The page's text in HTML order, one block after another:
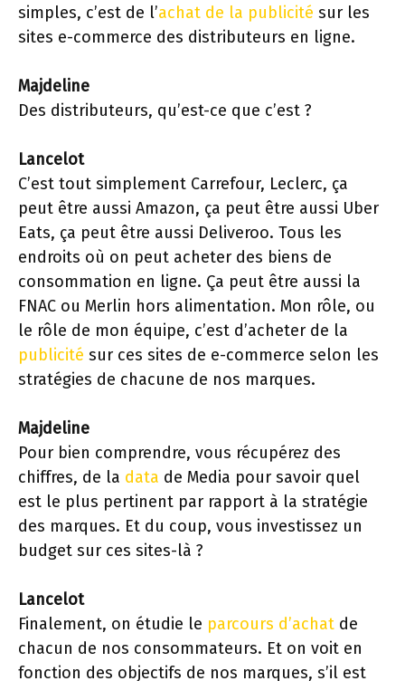
simples, c’est de l’achat de la publicité sur les
sites e-commerce des distributeurs en ligne.
Majdeline
Des distributeurs, qu’est-ce que c’est ?
Lancelot
C’est tout simplement Carrefour, Leclerc, ça
peut être aussi Amazon, ça peut être aussi Uber
Eats, ça peut être aussi Deliveroo. Tous les
endroits où on peut acheter des biens de
consommation en ligne. Ça peut être aussi la
FNAC ou Merlin hors alimentation. Mon rôle, ou
le rôle de mon équipe, c’est d’acheter de la
publicité sur ces sites de e-commerce selon les
stratégies de chacune de nos marques.
Majdeline
Pour bien comprendre, vous récupérez des
chiffres, de la data de Media pour savoir quel
est le plus pertinent par rapport à la stratégie
des marques. Et du coup, vous investissez un
budget sur ces sites-là ?
Lancelot
Finalement, on étudie le parcours d’achat de
chacun de nos consommateurs. Et on voit en
fonction des objectifs de nos marques, s’il est